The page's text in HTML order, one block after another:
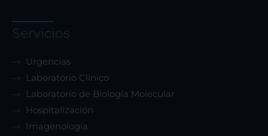
Servicios
Urgencias
Laboratorio Clínico
Laboratorio de Biología Molecular
Hospitalización
Imagenología